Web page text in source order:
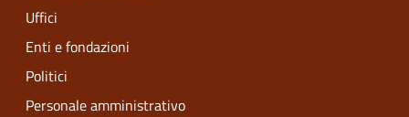
Uffici
Enti e fondazioni
Politici
Personale amministrativo